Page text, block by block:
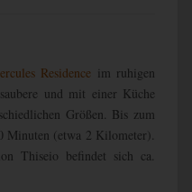
Residence im ruhigen
und mit einer Küche
Größen. Bis zum
Minuten (etwa 2 Kilometer).
Thiseio befindet sich ca.